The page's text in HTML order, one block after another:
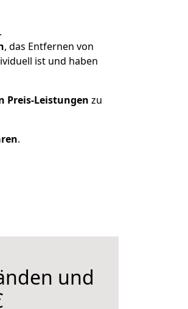
, das Entfernen von
ist und haben
Preis-Leistungen zu
.
und